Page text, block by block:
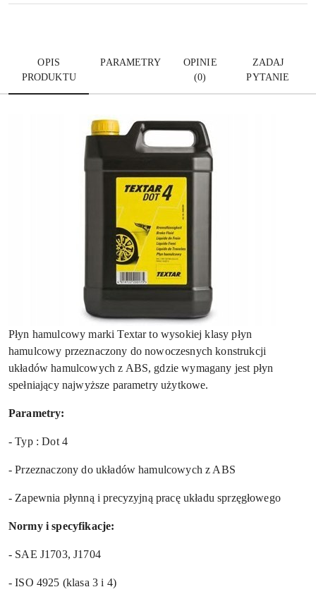
OPIS
PRODUKTU
PARAMETRY
OPINIE
(0)
ZADAJ
PYTANIE
Płyn hamulcowy marki Textar to wysokiej klasy płyn
hamulcowy przeznaczony do nowoczesnych konstrukcji
układów hamulcowych z ABS, gdzie wymagany jest płyn
spełniający najwyższe parametry użytkowe.
Parametry:
- Typ : Dot 4
- Przeznaczony do układów hamulcowych z ABS
- Zapewnia płynną i precyzyjną pracę układu sprzęgłowego
Normy i specyfikacje:
- SAE J1703, J1704
- ISO 4925 (klasa 3 i 4)